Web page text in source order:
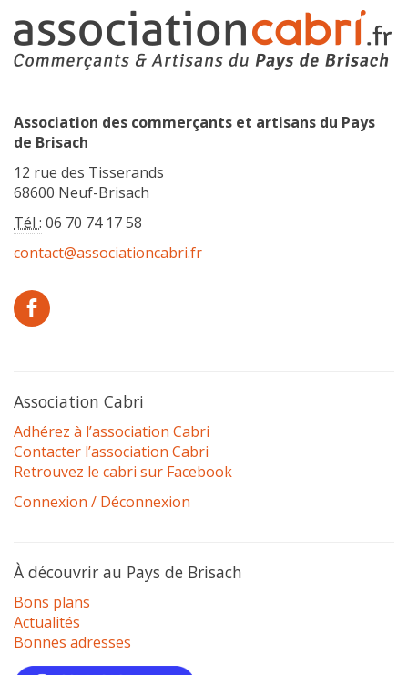
Association des commerçants et artisans du Pays
de Brisach
12 rue des Tisserands
68600 Neuf-Brisach
Tél : 06 70 74 17 58
contact@associationcabri.fr
Association Cabri
Adhérez à l’association Cabri
Contacter l’association Cabri
Retrouvez le cabri sur Facebook
Connexion / Déconnexion
À découvrir au Pays de Brisach
Bons plans
Actualités
Bonnes adresses